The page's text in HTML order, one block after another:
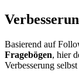
Basierend auf
Fragebögen, hier
Verbesserung